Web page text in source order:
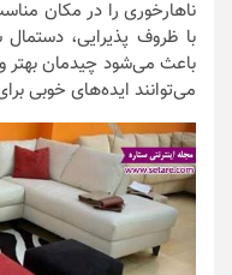
ناهارخوری را در مکان
با ظروف پذیرایی،
باعث می‌شود چیدمان بهتر
می‌توانند ایده‌های خوبی